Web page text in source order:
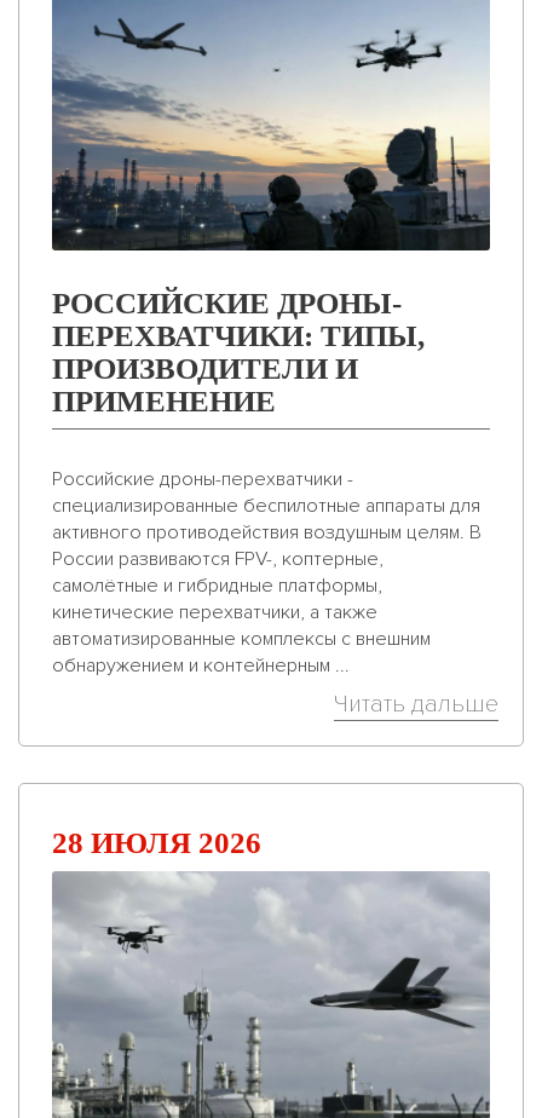
РОССИЙСКИЕ ДРОНЫ-
ПЕРЕХВАТЧИКИ: ТИПЫ,
ПРОИЗВОДИТЕЛИ И
ПРИМЕНЕНИЕ
Российские дроны-перехватчики -
специализированные беспилотные аппараты для
активного противодействия воздушным целям. В
России развиваются FPV-, коптерные,
самолётные и гибридные платформы,
кинетические перехватчики, а также
автоматизированные комплексы с внешним
обнаружением и контейнерным ...
Читать дальше
28 ИЮЛЯ 2026